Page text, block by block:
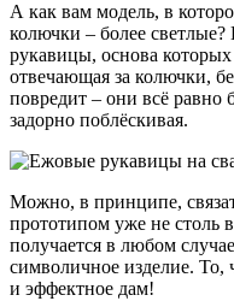
А как вам модель, в
колючки – более
рукавицы, основа которых
отвечающая за колючки,
повредит – они всё равно
задорно поблёскивая.
Можно, в принципе,
прототипом уже не столь
получается в любом
символичное изделие.
и эффектное дам!